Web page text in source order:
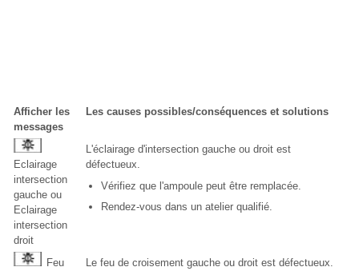
Afficher les
messages
Les causes possibles/conséquences et solutions
Eclairage
intersection
gauche ou
Eclairage
intersection
droit
L'éclairage d'intersection gauche ou droit est
défectueux.
Vérifiez que l'ampoule peut être remplacée.
Rendez-vous dans un atelier qualifié.
Feu
Le feu de croisement gauche ou droit est défectueux.